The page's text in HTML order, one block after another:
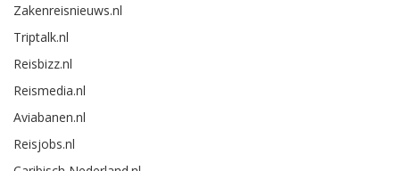
Zakenreisnieuws.nl
Triptalk.nl
Reisbizz.nl
Reismedia.nl
Aviabanen.nl
Reisjobs.nl